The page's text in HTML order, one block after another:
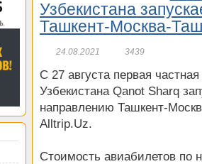
Узбекистана
Ташкент-Москва-
24.08.2021 3439
С 27 августа первая
Узбекистана Qanot Sharq
направлению Ташкент-
Alltrip.Uz.
Стоимость авиабилетов по